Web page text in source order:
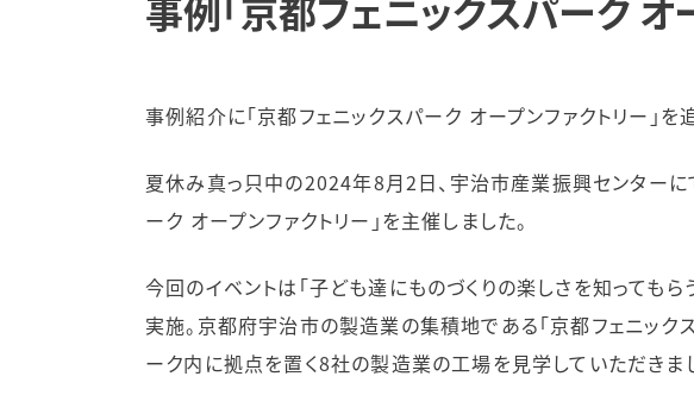
事例紹介に「京都フェニックスパーク オープンファクトリー」を
夏休み真っ只中の2024年8月2日、宇治市産業振興センターにて
ーク オープンファクトリー」を主催しました。
今回のイベントは「子ども達にものづくりの楽しさを知っても
実施。京都府宇治市の製造業の集積地である「京都フェニック
ーク内に拠点を置く8社の製造業の工場を見学していただきま